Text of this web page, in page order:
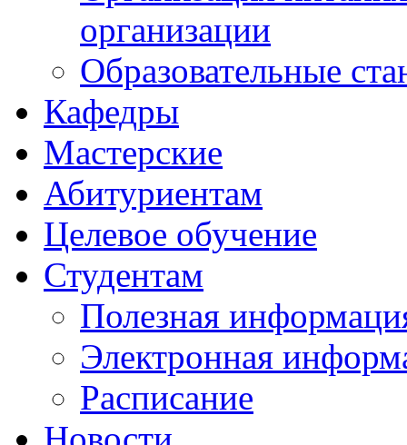
организации
Образовательные
Кафедры
Мастерские
Абитуриентам
Целевое обучение
Студентам
Полезная
Электронная
Расписание